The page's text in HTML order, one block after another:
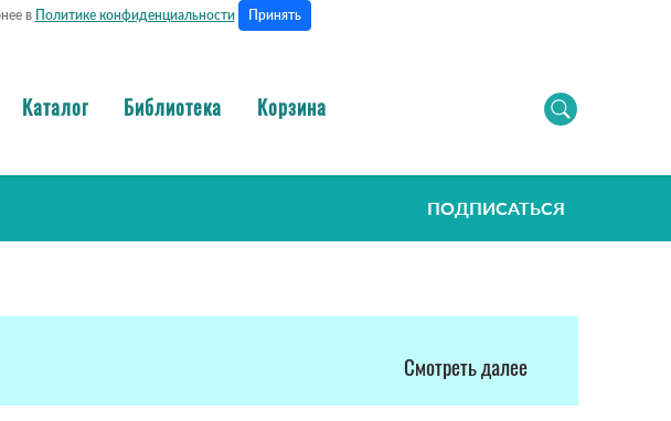
в Политике конфиденциальности Принять
Каталог Библиотека Корзина
ПОДПИСАТЬСЯ
Смотреть далее